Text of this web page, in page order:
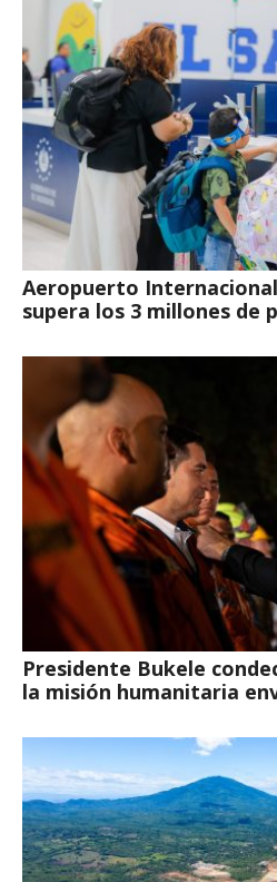
Aeropuerto
supera los 3 millones de
Presidente Bukele
la misión humanitaria